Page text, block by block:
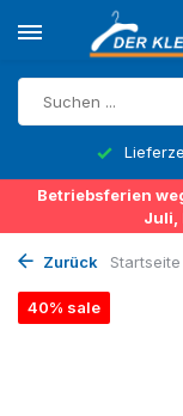
Betriebsferien
Juli,
Zurück Startseite
40% sale